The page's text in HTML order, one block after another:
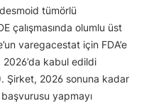
tümörlü
çalışmasında olumlu üst
varegacestat için FDA’e
kabul edildi
Şirket, 2026 sonuna kadar
yapmayı